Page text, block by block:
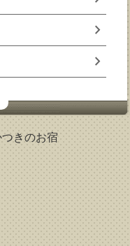
chevron_right
chevron_right
きのお宿